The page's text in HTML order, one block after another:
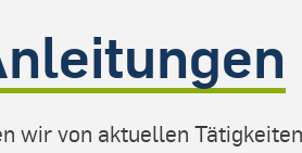
wir von aktuellen